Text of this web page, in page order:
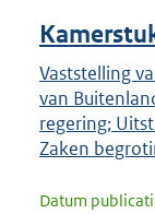
Vaststelling
van
regering;
Zaken
Datum